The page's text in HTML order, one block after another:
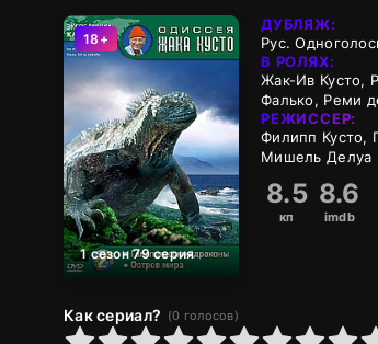
18+
1 сезон 79 серия
Как сериал? (0 голосов)
5 6 7 8 9 10
ДУБЛЯЖ:
Рус.
В РОЛЯХ:
Жак-Ив Кусто,
Фалько, Реми
РЕЖИССЕР:
Филипп Кусто,
Мишель Делуа
8.5
кп
8.6
imdb